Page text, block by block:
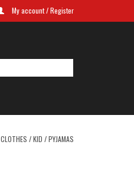
My account / Register
CLOTHES /KID /PYJAMAS